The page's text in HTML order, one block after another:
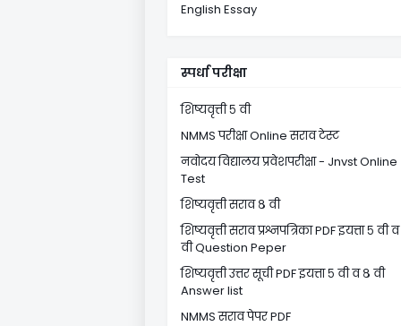
English Essay
स्पर्धा परीक्षा
शिष्यवृत्ती ५ वी
NMMS परीक्षा Online सराव टेस्ट
नवोदय विद्यालय प्रवेशपरीक्षा - Jnvst Online
Test
शिष्यवृत्ती सराव ८ वी
शिष्यवृत्ती सराव प्रश्नपत्रिका PDF इयत्ता ५ वी
वी Question Peper
शिष्यवृत्ती उत्तर सूची PDF इयत्ता ५ वी व ८ वी
Answer list
NMMS सराव पेपर PDF